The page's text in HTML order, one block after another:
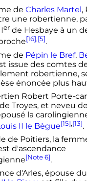
de Charles Martel,
une robertienne,
Ier de Hesbaye à un
[16],[5].
de Pépin le Bref,
issue des comtes
robertienne,
énoncée plus
Robert Porte-
Troyes, et neveu de
la
II le Bègue[15],[13].
de Poitiers, la
d'ascendance
[Note 6].
d'Arles, épouse